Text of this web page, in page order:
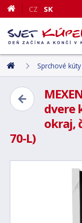
CZ SK
Sprchové
dvere
okraj,
70-L)